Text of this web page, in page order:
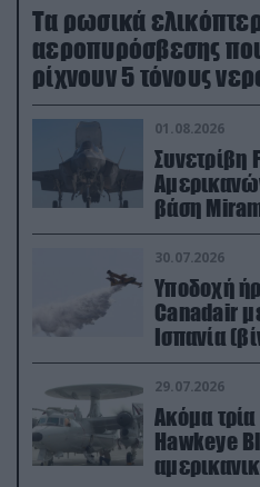
Τα ρωσικά
αεροπυρόσβεσης
ρίχνουν 5 τόνους
01.08.2026
Συνετρίβη
βάση
30.07.2026
Υποδοχή
Canadair
Ισπανία
29.07.2026
Ακόμα
Hawkeye